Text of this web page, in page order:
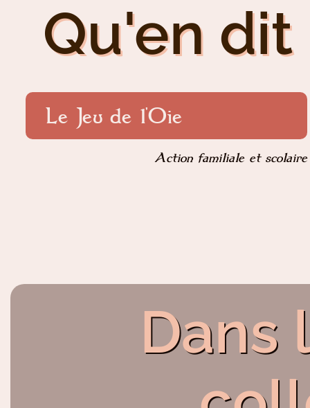
Qu'en dit
Le Jeu de l'Oie
Action familiale et scolaire
Dans